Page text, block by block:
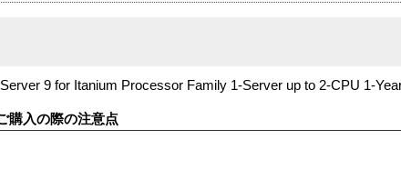
9 for Itanium Processor Family 1-Server up to 2-CPU 1-
購入の際の注意点